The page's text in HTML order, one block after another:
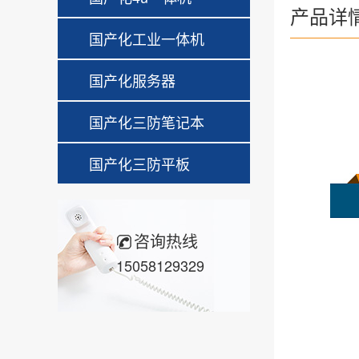
国产化工业一体机
国产化服务器
国产化三防笔记本
国产化三防平板
咨询热线
15058129329
产品详